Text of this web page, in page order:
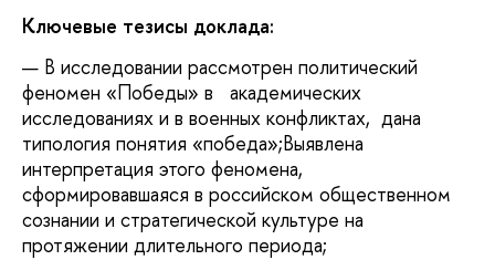
Ключевые тезисы доклада:
В исследовании рассмотрен политический
феномен «Победы» в академических
исследованиях и в военных конфликтах, дана
типология понятия «победа»;Выявлена
интерпретация этого феномена,
сформировавшаяся в российском общественном
сознании и стратегической культуре на
протяжении длительного периода;